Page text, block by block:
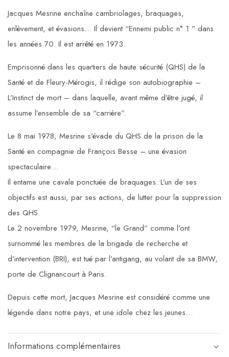
Jacques Mesrine enchaîne cambriolages, braquages,
enlèvement, et évasions… Il devient “Ennemi public n° 1 ” dans
les années 70. Il est arrêté en 1973.
Emprisonné dans les quartiers de haute sécurité (QHS) de la
Santé et de Fleury-Mérogis, il rédige son autobiographie –
L’Instinct de mort – dans laquelle, avant même d’être jugé, il
assume l’ensemble de sa “carrière”.
Le 8 mai 1978, Mesrine s’évade du QHS de la prison de la
Santé en compagnie de François Besse – une évasion
spectaculaire…
Il entame une cavale ponctuée de braquages. L’un de ses
objectifs est aussi, par ses actions, de lutter pour la suppression
des QHS.
Le 2 novembre 1979, Mesrine, “le Grand” comme l’ont
surnommé les membres de la brigade de recherche et
d’intervention (BRI), est tué par l’antigang, au volant de sa BMW,
porte de Clignancourt à Paris.
Depuis cette mort, Jacques Mesrine est considéré comme une
légende dans notre pays, et une idole chez les jeunes…
Informations complémentaires